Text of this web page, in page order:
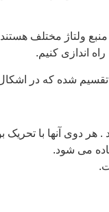
تقسیم شده که در
دوی آنها با
می شود.